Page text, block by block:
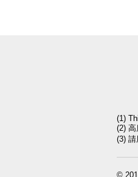
(1)
(2) 高
(3) 請
©